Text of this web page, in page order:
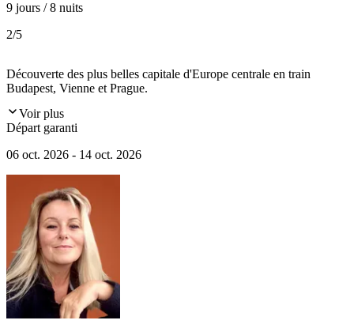
9 jours / 8 nuits
2/5
Découverte des plus belles capitale d'Europe centrale en train
Budapest, Vienne et Prague.
Voir plus
Départ garanti
06 oct. 2026 - 14 oct. 2026